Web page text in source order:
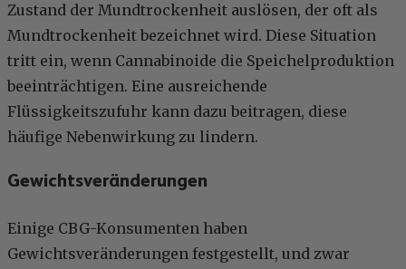
Zustand der Mundtrockenheit auslösen, der oft als
Mundtrockenheit bezeichnet wird. Diese Situation
tritt ein, wenn Cannabinoide die Speichelproduktion
beeinträchtigen. Eine ausreichende
Flüssigkeitszufuhr kann dazu beitragen, diese
häufige Nebenwirkung zu lindern.
Gewichtsveränderungen
Einige CBG-Konsumenten haben
Gewichtsveränderungen festgestellt, und zwar